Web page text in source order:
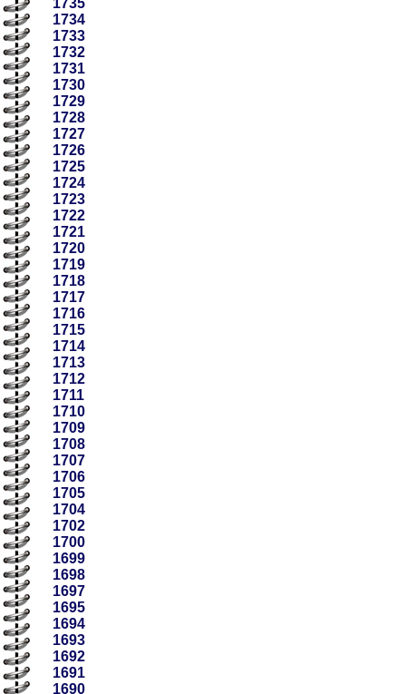
1735
1734
1733
1732
1731
1730
1729
1728
1727
1726
1725
1724
1723
1722
1721
1720
1719
1718
1717
1716
1715
1714
1713
1712
1711
1710
1709
1708
1707
1706
1705
1704
1702
1700
1699
1698
1697
1695
1694
1693
1692
1691
1690